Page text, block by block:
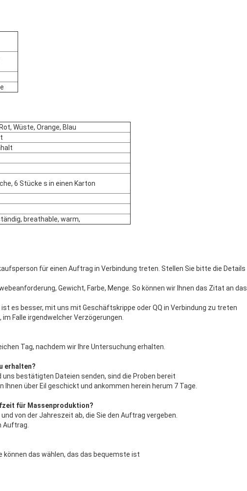
Wüste, Orange, Blau
6 Stücke s in einen Karton
breathable, warm,
für einen Auftrag in Verbindung treten. Stellen Sie bitte die Details
Gewicht, Farbe, Menge. So können wir Ihnen das Zitat an das
es besser, mit uns mit Geschäftskrippe oder QQ in Verbindung zu treten
Falle irgendwelcher Verzögerungen.
Tag, nachdem wir Ihre Untersuchung erhalten.
erhalten?
uns bestätigten Dateien senden, sind die Proben bereit
Ihnen über Eil geschickt und ankommen herein herum 7 Tage.
für Massenproduktion?
von der Jahreszeit ab, die Sie den Auftrag vergeben.
Auftrag.
können das wählen, das das bequemste ist